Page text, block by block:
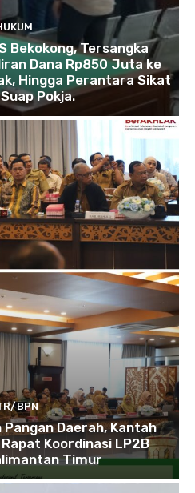
Bekokong, Tersangka
Dana Rp850 Juta ke
Hingga Perantara Sikat
Pokja.
BPN
Daerah, Kantah
Koordinasi LP2B
Timur